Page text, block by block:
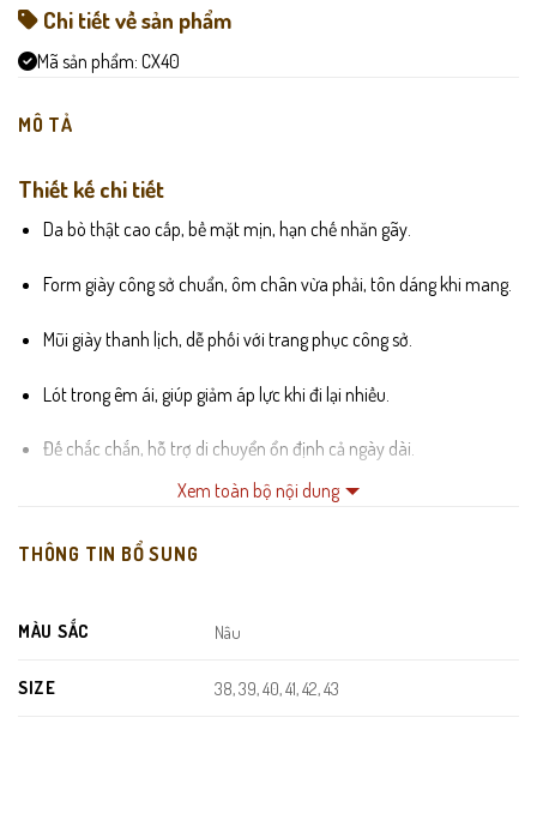
Chi tiết về sản phẩm
Mã sản phẩm: CX40
MÔ TẢ
Thiết kế chi tiết
Da bò thật cao cấp, bề mặt mịn, hạn chế nhăn gãy.
Form giày công sở chuẩn, ôm chân vừa phải, tôn dáng khi mang.
Mũi giày thanh lịch, dễ phối với trang phục công sở.
Lót trong êm ái, giúp giảm áp lực khi đi lại nhiều.
Đế chắc chắn, hỗ trợ di chuyển ổn định cả ngày dài.
giày da namthiết kế hiện đại, phù hợp đi làm mỗi
Xem toàn bộ nội dung
THÔNG TIN BỔ SUNG
MÀU SẮC Nâu
SIZE 38, 39, 40, 41, 42, 43